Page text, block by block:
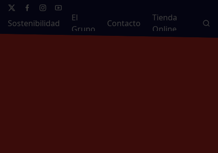
Sostenibilidad
El
Grupo
Contacto
Tienda
Online